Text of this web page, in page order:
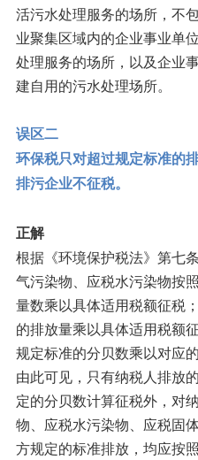
活污水处理服务的场所，不
业聚集区域内的企业事业单
处理服务的场所，以及企业
建自用的污水处理场所。
误区二
环保税只对超过规定标准的
排污企业不征税。
正解
根据《环境保护税法》第七
气污染物、应税水污染物按
量数乘以具体适用税额征税
的排放量乘以具体适用税额
规定标准的分贝数乘以对应
由此可见，只有纳税人排放
定的分贝数计算征税外，对
物、应税水污染物、应税固
方规定的标准排放，均应按